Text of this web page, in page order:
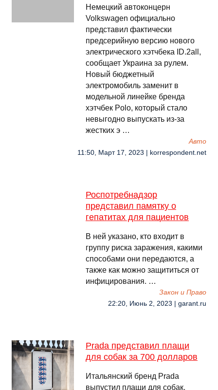
Немецкий автоконцерн
Volkswagen официально
представил фактически
предсерийную версию нового
электрического хэтчбека ID.2all,
сообщает Украина за рулем.
Новый бюджетный
электромобиль заменит в
модельной линейке бренда
хэтчбек Polo, который стало
невыгодно выпускать из-за
жестких э …
Авто
11:50, Март 17, 2023 | korrespondent.net
Роспотребнадзор
представил памятку о
гепатитах для пациентов
В ней указано, кто входит в
группу риска заражения, какими
способами они передаются, а
также как можно защититься от
инфицирования. …
Закон и Право
22:20, Июнь 2, 2023 | garant.ru
Prada представил плащи
для собак за 700 долларов
Итальянский бренд Prada
выпустил плащи для собак.